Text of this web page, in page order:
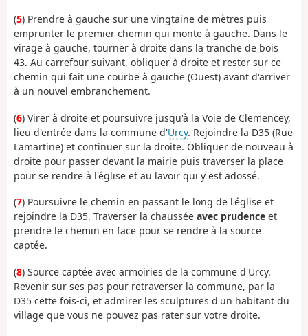
(5) Prendre à gauche sur une vingtaine de mètres puis
emprunter le premier chemin qui monte à gauche. Dans le
virage à gauche, tourner à droite dans la tranche de bois
43. Au carrefour suivant, obliquer à droite et rester sur ce
chemin qui fait une courbe à gauche (Ouest) avant d'arriver
à un nouvel embranchement.
(6) Virer à droite et poursuivre jusqu'à la Voie de Clemencey,
lieu d'entrée dans la commune d'Urcy. Rejoindre la D35 (Rue
Lamartine) et continuer sur la droite. Obliquer de nouveau à
droite pour passer devant la mairie puis traverser la place
pour se rendre à l'église et au lavoir qui y est adossé.
(7) Poursuivre le chemin en passant le long de l'église et
rejoindre la D35. Traverser la chaussée avec prudence et
prendre le chemin en face pour se rendre à la source
captée.
(8) Source captée avec armoiries de la commune d'Urcy.
Revenir sur ses pas pour retraverser la commune, par la
D35 cette fois-ci, et admirer les sculptures d'un habitant du
village que vous ne pouvez pas rater sur votre droite.